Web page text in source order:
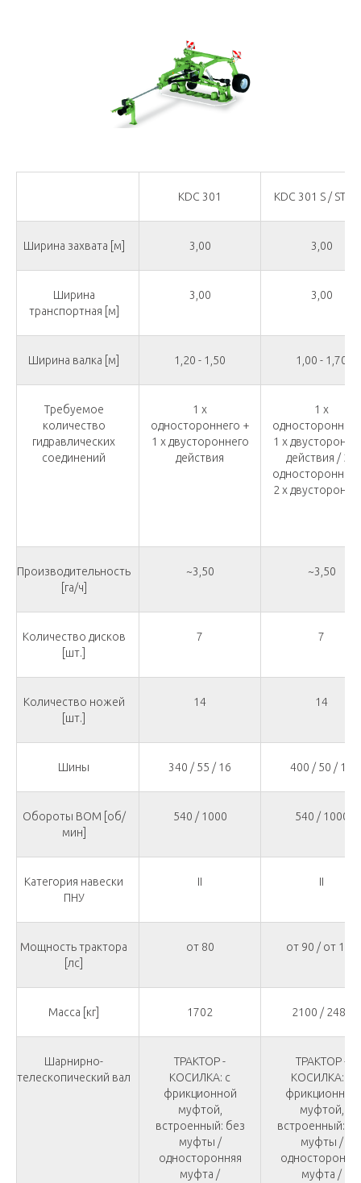
KDC 301 KDC 301 S / ST /
Ширина захвата [м] 3,00 3,00
Ширина
транспортная [м]
3,00 3,00
Ширина валка [м] 1,20 - 1,50 1,00 - 1,70
Требуемое
количество
гидравлических
соединений
1 x
одностороннего +
1 x двустороннего
действия
1 x
1 x
действия / 2 x
2 x
Производительность
[га/ч]
~3,50 ~3,50
Количество дисков
[шт.]
7 7
Количество ножей
[шт.]
14 14
Шины 340 / 55 / 16 400 / 50 / 15
Обороты ВОМ [об/
мин]
540 / 1000 540 / 1000
Категория навески
ПНУ
II II
Мощность трактора
[лс]
от 80 от 90 / от 100
Масса [кг] 1702 2100 / 2480
Шарнирно-
телескопический вал
ТРАКТОР -
КОСИЛКА: с
фрикционной
муфтой,
встроенный: без
муфты /
односторонняя
муфта /
ТРАКТОР -
КОСИЛКА: с
фрикционной
муфтой,
встроенный:
муфты /
муфта /